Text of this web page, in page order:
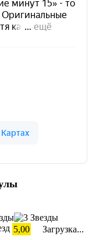
5,00
Загрузка...